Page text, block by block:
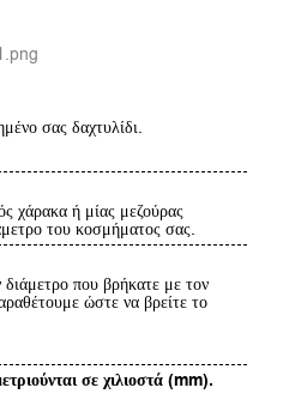
σας δαχτυλίδι.
χάρακα ή μίας μεζούρας
του κοσμήματος σας.
διάμετρο που βρήκατε με τον
ώστε να βρείτε το
σε χιλιοστά (mm).